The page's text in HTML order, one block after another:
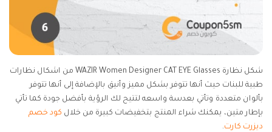
شكل نظارة WAZIR Women Designer CAT EYE Glasses من اشكال نظارات
طبية للبنات حيث أنها تتوفر بشكل مميز وأنيق بالإضافة إلى أنها تتوفر
بألوان متعددة وتأتي بعدسة واسعه لتتيح لك الرؤية بأفضل جودة كما تأتي
بإطار متين، يمكنك شراء المنتج بتخفيضات كبيرة من خلال كود خصم
ديزرت كارت.